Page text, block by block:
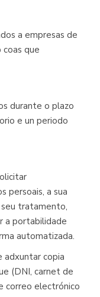
a empresas de
coas que
durante o plazo
e un periodo
persoais, a sua
seu tratamento,
a portabilidade
automatizada.
adxuntar copia
(DNI, carnet de
correo electrónico